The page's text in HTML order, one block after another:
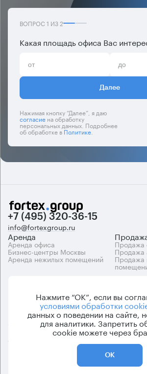
ВОПРОС 1 ИЗ2
Какая площадь офиса Вас
Далее
Нажимая кнопку “Далее”, я даю
согласиена обработку
персональных данных. Подробнее
об обработке вПолитике.
+7 (495) 320-36-15
info@fortexgroup.ru
Аренда
Аренда офиса
Бизнес-центры Москвы
Аренда нежилых помещений
Продажа
Продажа
Продажа
Каталог бизнес-центров О
Вакансии
Контакты
© 2026 Fortex.Group. ООО «АРЕНДА ОФИСА»,
Политика конфиденциальности
Нажмите “ОК”, если вы
условиями обработки
данных о поведении на сайте,
для аналитики. Запретить
cookie можете через
ОК